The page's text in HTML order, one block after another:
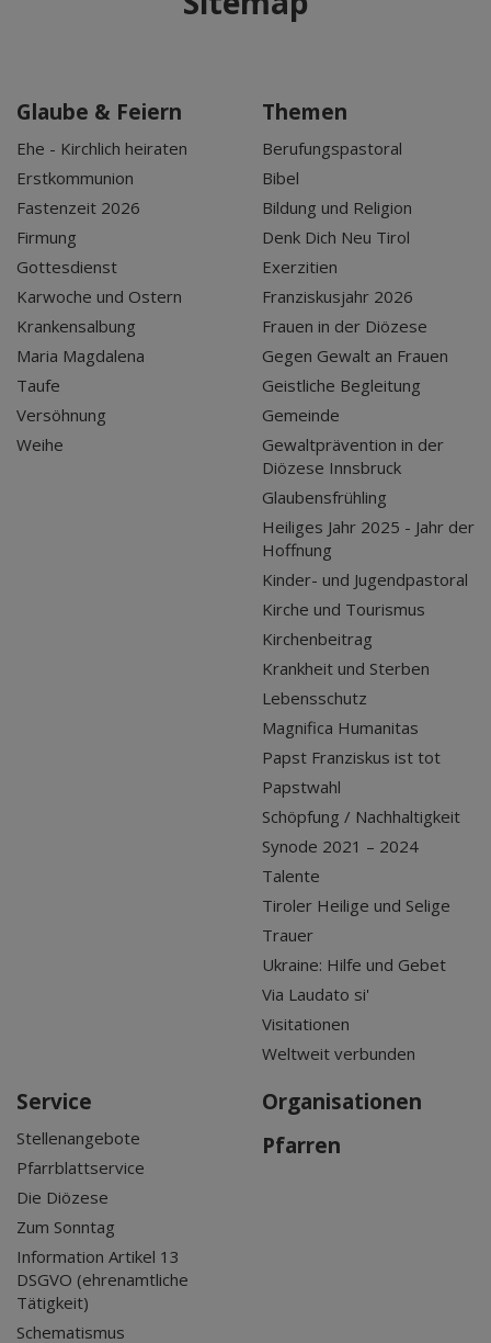
Glaube & Feiern
Ehe - Kirchlich heiraten
Erstkommunion
Fastenzeit 2026
Firmung
Gottesdienst
Karwoche und Ostern
Krankensalbung
Maria Magdalena
Taufe
Versöhnung
Weihe
Themen
Berufungspastoral
Bibel
Bildung und Religion
Denk Dich Neu Tirol
Exerzitien
Franziskusjahr 2026
Frauen in der Diözese
Gegen Gewalt an Frauen
Geistliche Begleitung
Gemeinde
Gewaltprävention in der
Diözese Innsbruck
Glaubensfrühling
Heiliges Jahr 2025 - Jahr der
Hoffnung
Kinder- und Jugendpastoral
Kirche und Tourismus
Kirchenbeitrag
Krankheit und Sterben
Lebensschutz
Magnifica Humanitas
Papst Franziskus ist tot
Papstwahl
Schöpfung / Nachhaltigkeit
Synode 2021 – 2024
Talente
Tiroler Heilige und Selige
Trauer
Ukraine: Hilfe und Gebet
Via Laudato si'
Visitationen
Weltweit verbunden
Service
Stellenangebote
Pfarrblattservice
Die Diözese
Zum Sonntag
Information Artikel 13
DSGVO (ehrenamtliche
Tätigkeit)
Schematismus
Organisationen
Pfarren